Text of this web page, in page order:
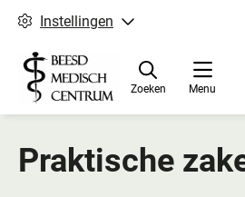
Instellingen
Menu
Zoeken
Praktische